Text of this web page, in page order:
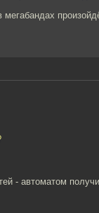
- автоматом